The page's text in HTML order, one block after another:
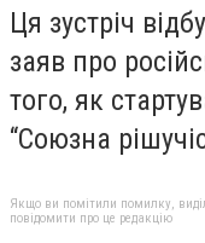
Ця зустріч
заяв про
того, як
“Союзна
Якщо ви помітили помилку,
повідомити про це редакцію